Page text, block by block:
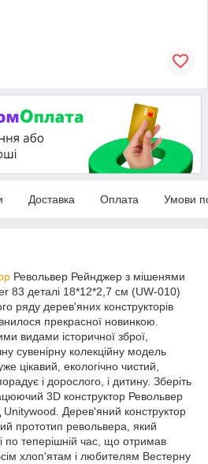
Доставка Оплата Умови
Револьвер Рейнджер з мішенями
83 деталі 18*12*2,7 см (UW-010)
ряду дерев'яних конструкторів
прекрасної новинкою.
видами історичної зброї,
сувенірну колекційну модель
цікавий, екологічно чистий,
і дорослого, і дитину. Зберіть
3D конструктор Револьвер
Дерев'яний конструктор
прототип револьвера, який
по теперішній час, що отримав
хлоп'ятам і любителям Вестерну